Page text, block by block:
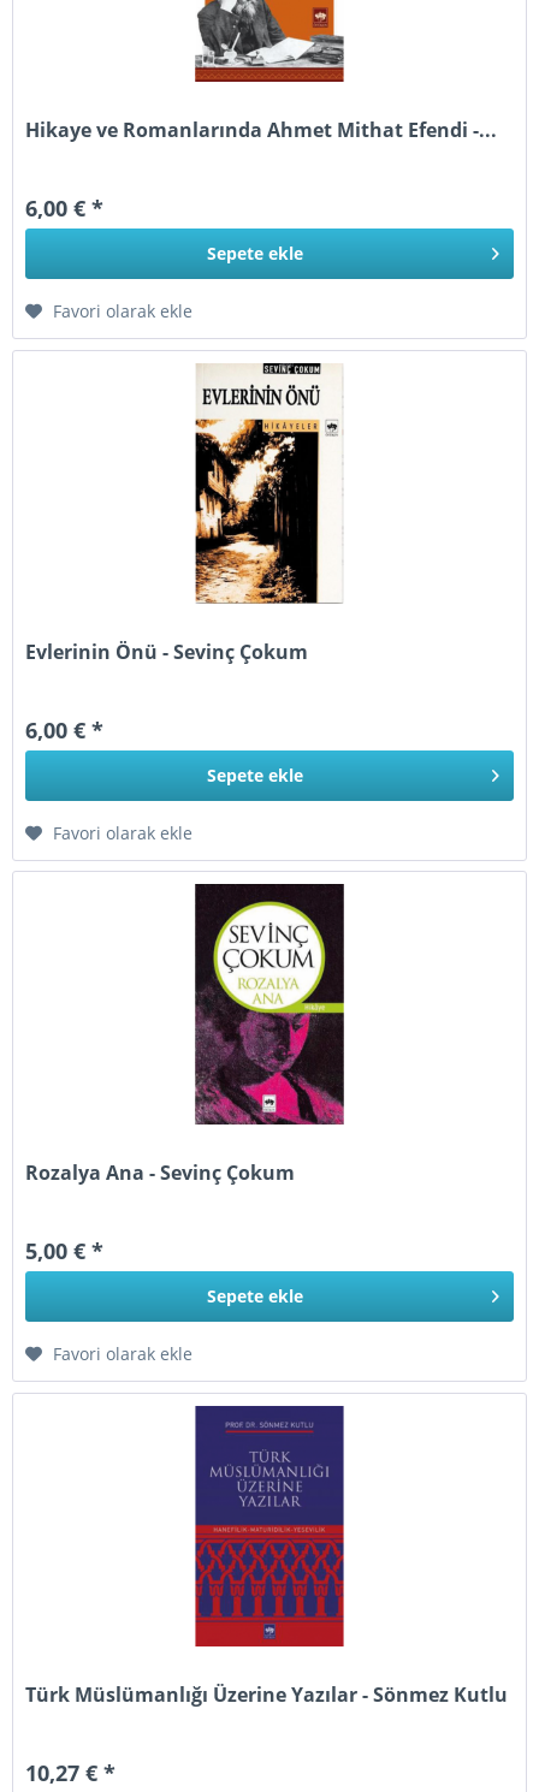
Hikaye ve Romanlarında Ahmet Mithat Efendi -...
6,00 € *
Sepete ekle
Favori olarak ekle
Evlerinin Önü - Sevinç Çokum
6,00 € *
Sepete ekle
Favori olarak ekle
Rozalya Ana - Sevinç Çokum
5,00 € *
Sepete ekle
Favori olarak ekle
Türk Müslümanlığı Üzerine Yazılar - Sönmez Kutlu
10,27 € *